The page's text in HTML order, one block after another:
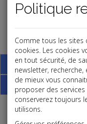
Base documentaire
Dépêches
Comme tous les sites
cookies. Les cookies
en tout sécurité, de
newsletter,
de mieux vous
proposer des
conserverez toujours
utilisons.